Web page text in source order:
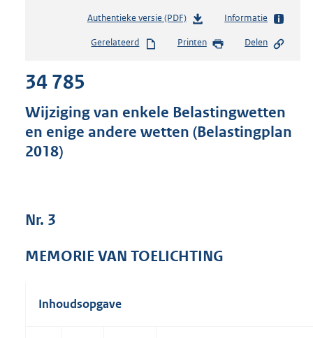
Authentieke versie (PDF)b
s
d
s
g
3
Informatie
Gerelateerd Printen Delen
34 785
Wijziging van enkele Belastingwetten
en enige andere wetten (Belastingplan
2018)
Nr. 3
MEMORIE VAN TOELICHTING
Inhoudsopgave